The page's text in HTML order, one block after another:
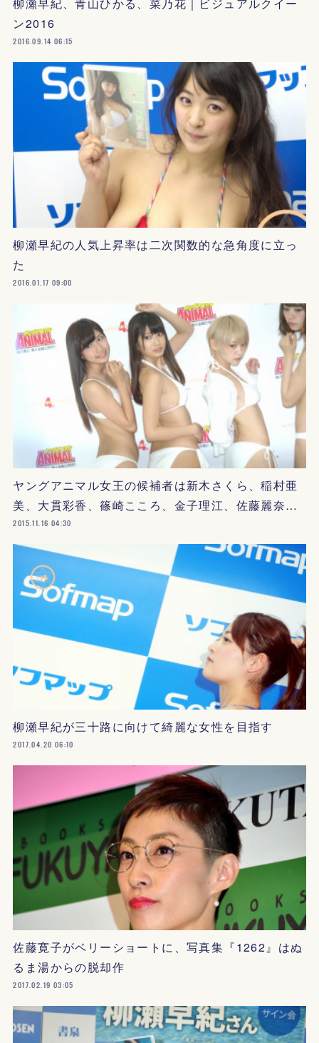
柳瀬早紀、青山ひかる、菜乃花｜ビジュアルクイー
ン2016
2016.09.14 06:15
柳瀬早紀の人気上昇率は二次関数的な急角度に立っ
た
2016.01.17 09:00
ヤングアニマル女王の候補者は新木さくら、稲村亜
美、大貫彩香、篠崎こころ、金子理江、佐藤麗奈…
2015.11.16 04:30
柳瀬早紀が三十路に向けて綺麗な女性を目指す
2017.04.20 06:10
佐藤寛子がベリーショートに、写真集『1262』はぬ
るま湯からの脱却作
2017.02.19 03:05